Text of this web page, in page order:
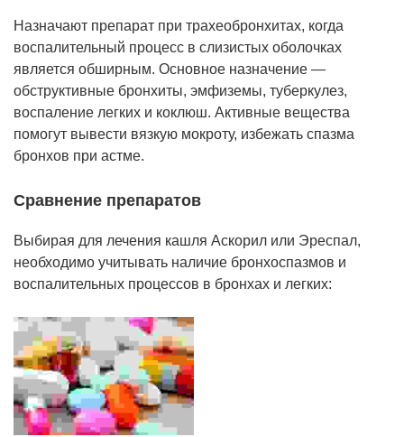
Назначают препарат при трахеобронхитах, когда
воспалительный процесс в слизистых оболочках
является обширным. Основное назначение —
обструктивные бронхиты, эмфиземы, туберкулез,
воспаление легких и коклюш. Активные вещества
помогут вывести вязкую мокроту, избежать спазма
бронхов при астме.
Сравнение препаратов
Выбирая для лечения кашля Аскорил или Эреспал,
необходимо учитывать наличие бронхоспазмов и
воспалительных процессов в бронхах и легких: